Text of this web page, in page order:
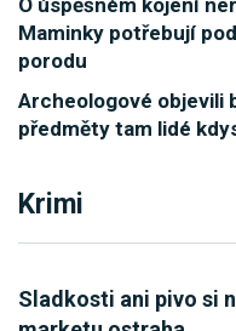
Maminky potřebují
porodu
Archeologové objevili
předměty tam lidé
Krimi
Sladkosti ani pivo si